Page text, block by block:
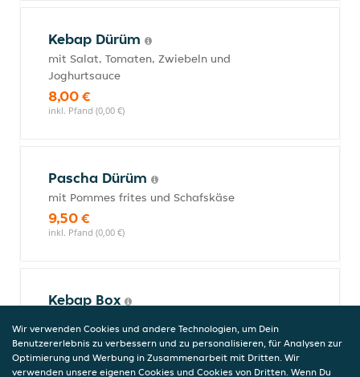
Kebap Dürüm
mit Salat, Tomaten, Zwiebeln und
Joghurtsauce
8,00 €
inkl. Pfand (0,00 €)
Pascha Dürüm
mit Pommes frites und Schafskäse
9,50 €
inkl. Pfand (0,00 €)
Kebap Box
Joghurtsauce
7,50 €
inkl. Pfand (0,00 €)
Wir verwenden Cookies und andere Technologien, um Dein
Benutzererlebnis zu verbessern und zu personalisieren, für Analysen zur
Optimierung und Werbung in Zusammenarbeit mit Dritten. Wir
verwenden unsere eigenen Cookies und Cookies von Dritten. Wenn Du